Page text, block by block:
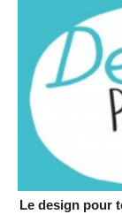
Le design pour